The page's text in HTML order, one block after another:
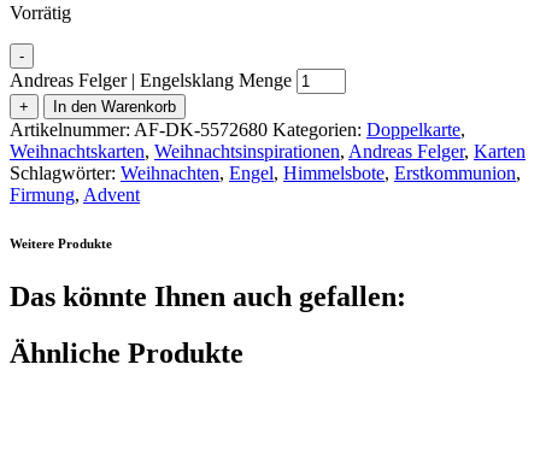
Vorrätig
-
Andreas Felger | Engelsklang Menge
+ In den Warenkorb
Artikelnummer: AF-DK-5572680 Kategorien: Doppelkarte,
Weihnachtskarten, Weihnachtsinspirationen, Andreas Felger, Karten
Schlagwörter: Weihnachten, Engel, Himmelsbote, Erstkommunion,
Firmung, Advent
Weitere Produkte
Das könnte Ihnen auch gefallen:
Ähnliche Produkte